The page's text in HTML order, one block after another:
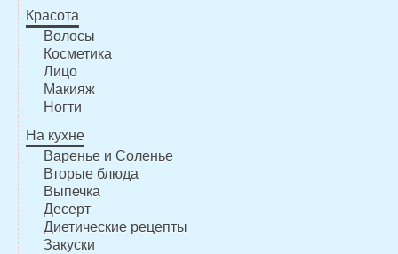
Красота
Волосы
Косметика
Лицо
Макияж
Ногти
На кухне
Варенье и Соленье
Вторые блюда
Выпечка
Десерт
Диетические рецепты
Закуски